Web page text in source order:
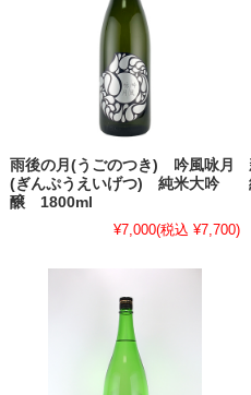
雨後の月(うごのつき) 吟風咏月
(ぎんぷうえいげつ) 純米大吟
醸 1800ml
¥7,000(税込 ¥7,700)